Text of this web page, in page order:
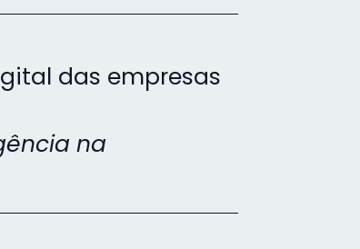
das empresas
na